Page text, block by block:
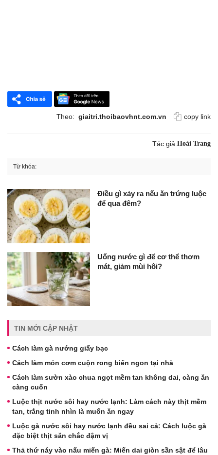
Theo: giaitri.thoibaovhnt.com.vn copy link
Tác giả:Hoài Trang
Từ khóa:
Điều gì xảy ra nếu ăn trứng luộc
để qua đêm?
Uống nước gì để cơ thể thơm
mát, giảm mùi hôi?
TIN MỚI CẬP NHẬT
Cách làm gà nướng giấy bạc
Cách làm món cơm cuộn rong biển ngon tại nhà
Cách làm sườn xào chua ngọt mềm tan không dai, càng ăn
càng cuốn
Luộc thịt nước sôi hay nước lạnh: Làm cách này thịt mềm
tan, trắng tinh nhìn là muốn ăn ngay
Luộc gà nước sôi hay nước lạnh đều sai cả: Cách luộc gà
đặc biệt thịt săn chắc đậm vị
Thả thứ náy vào nấu miến gà: Miến dai giòn sần sật để lâu